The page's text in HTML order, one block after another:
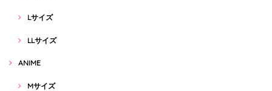
Lサイズ
LLサイズ
ANIME
Mサイズ